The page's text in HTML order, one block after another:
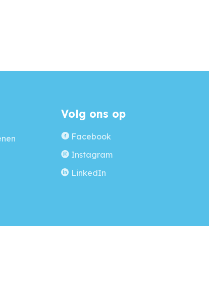
Volg ons op
Facebook
Instagram
LinkedIn